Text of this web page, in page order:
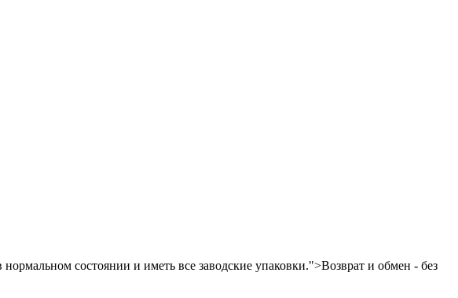
состоянии и иметь все заводские упаковки.">Возврат и обмен - без